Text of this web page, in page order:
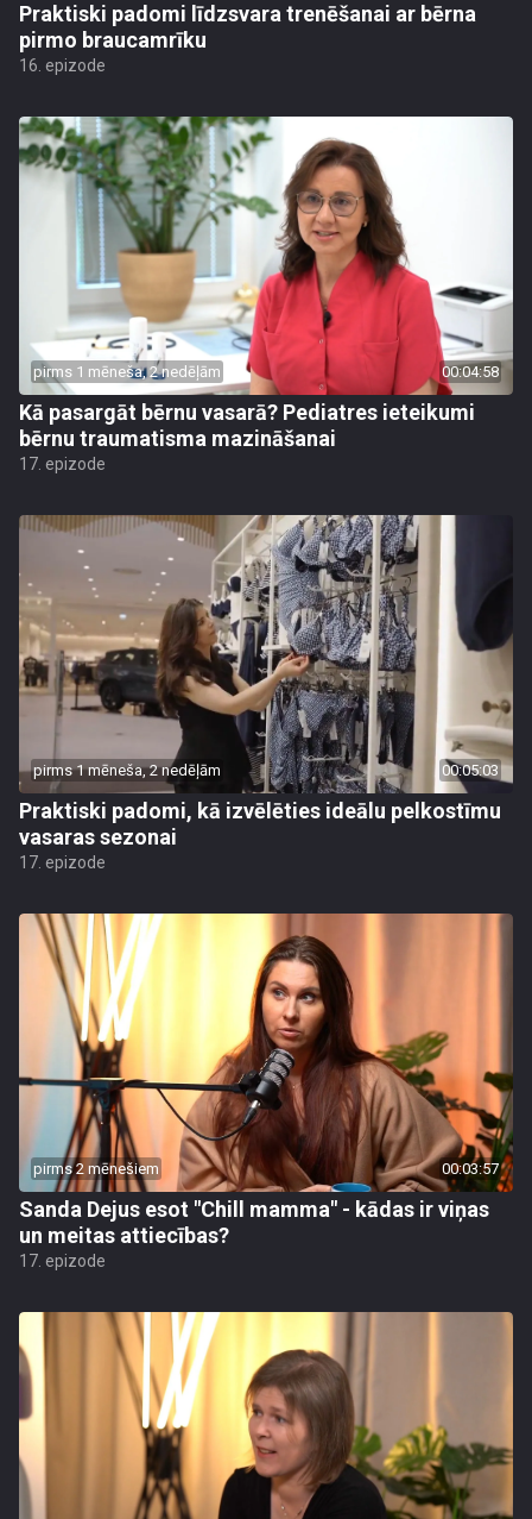
Praktiski padomi līdzsvara trenēšanai ar bērna
pirmo braucamrīku
16. epizode
pirms 1 mēneša, 2 nedēļām 00:04:58
Kā pasargāt bērnu vasarā? Pediatres ieteikumi
bērnu traumatisma mazināšanai
17. epizode
pirms 1 mēneša, 2 nedēļām 00:05:03
Praktiski padomi, kā izvēlēties ideālu pelkostīmu
vasaras sezonai
17. epizode
pirms 2 mēnešiem 00:03:57
Sanda Dejus esot "Chill mamma" - kādas ir viņas
un meitas attiecības?
17. epizode